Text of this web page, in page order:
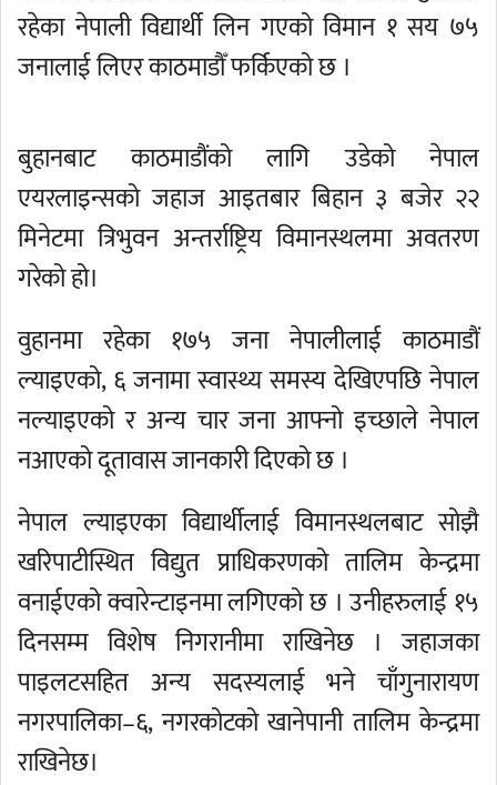
रहेका नेपाली विद्यार्थी लिन गएको विमान १ सय ७५
जनालाई लिएर काठमाडौँ फर्किएको छ ।
बुहानबाट काठमाडौंको लागि उडेको नेपाल
एयरलाइन्सको जहाज आइतबार बिहान ३ बजेर २२
मिनेटमा त्रिभुवन अन्तर्राष्ट्रिय विमानस्थलमा अवतरण
गरेको हो।
वुहानमा रहेका १७५ जना नेपालीलाई काठमाडौं
ल्याइएको, ६ जनामा स्वास्थ्य समस्य देखिएपछि नेपाल
नल्याइएको र अन्य चार जना आफ्नो इच्छाले नेपाल
नआएको दूतावास जानकारी दिएको छ ।
नेपाल ल्याइएका विद्यार्थीलाई विमानस्थलबाट सोझै
खरिपाटीस्थित विद्युत प्राधिकरणको तालिम केन्द्रमा
वनाईएको क्वारेन्टाइनमा लगिएको छ । उनीहरुलाई १५
दिनसम्म विशेष निगरानीमा राखिनेछ । जहाजका
पाइलटसहित अन्य सदस्यलाई भने चाँगुनारायण
नगरपालिका–६, नगरकोटको खानेपानी तालिम केन्द्रमा
राखिनेछ।